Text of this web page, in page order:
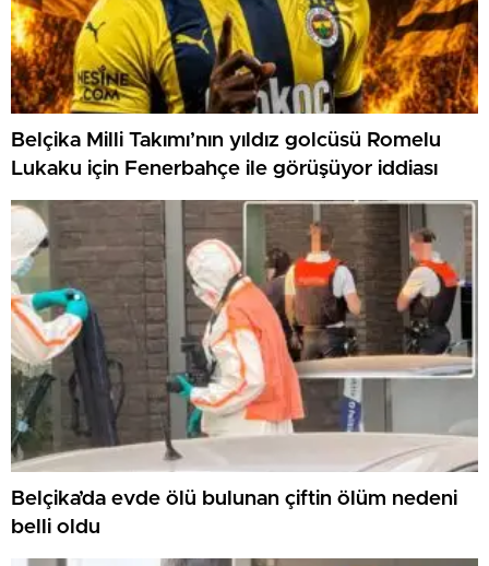
Belçika Milli Takımı’nın yıldız golcüsü Romelu
Lukaku için Fenerbahçe ile görüşüyor iddiası
Belçika’da evde ölü bulunan çiftin ölüm nedeni
belli oldu